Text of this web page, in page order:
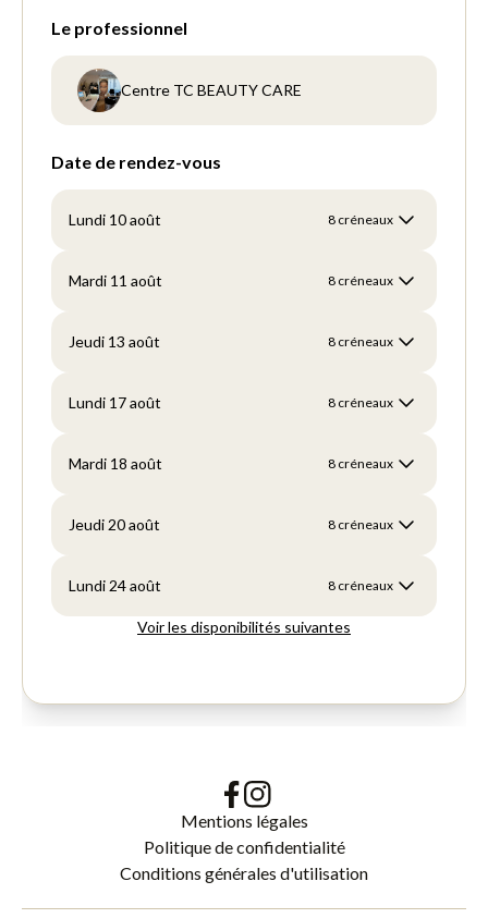
Mentions légales
Politique de confidentialité
Conditions générales d'utilisation